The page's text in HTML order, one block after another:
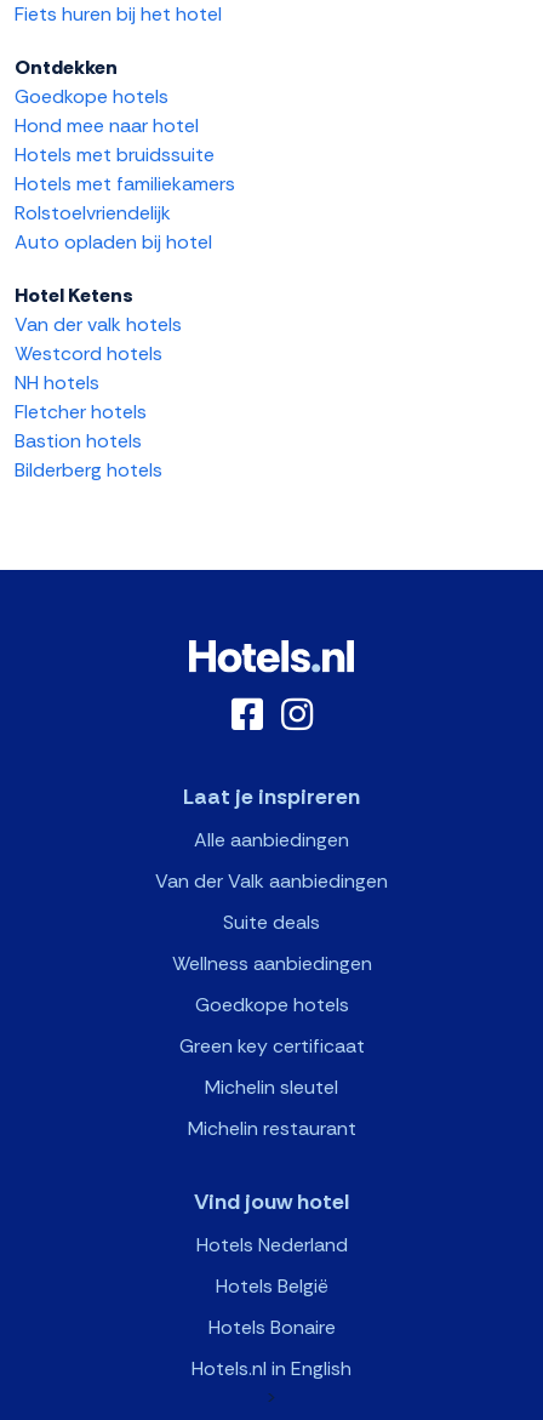
Fiets huren bij het hotel
Ontdekken
Goedkope hotels
Hond mee naar hotel
Hotels met bruidssuite
Hotels met familiekamers
Rolstoelvriendelijk
Auto opladen bij hotel
Hotel Ketens
Van der valk hotels
Westcord hotels
NH hotels
Fletcher hotels
Bastion hotels
Bilderberg hotels
Laat je inspireren
Alle aanbiedingen
Van der Valk aanbiedingen
Suite deals
Wellness aanbiedingen
Goedkope hotels
Green key certificaat
Michelin sleutel
Michelin restaurant
Vind jouw hotel
Hotels Nederland
Hotels België
Hotels Bonaire
Hotels.nl in English
>